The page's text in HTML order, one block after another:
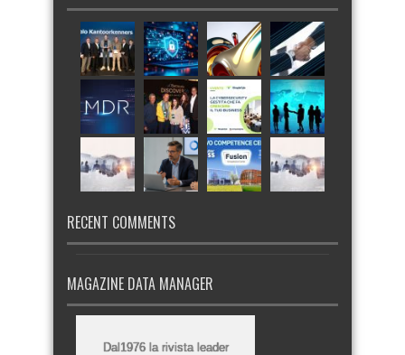
RECENT COMMENTS
MAGAZINE DATA MANAGER
Dal1976 la rivista leader